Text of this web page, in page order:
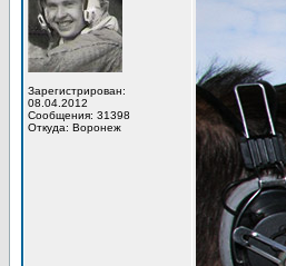
Зарегистрирован:
08.04.2012
Сообщения: 31398
Откуда: Воронеж